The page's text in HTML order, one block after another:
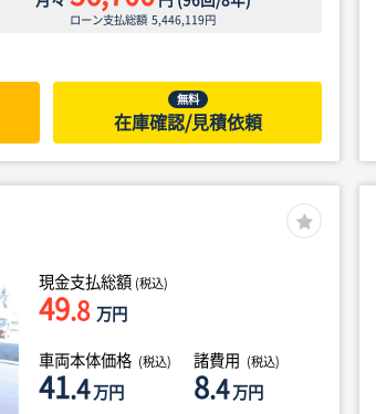
ローン支払総額5,446,119円
無料
在庫確認/見積依頼
現金支払総額 (税込)
49.8 万円
車両本体価格 (税込)
41.4万円
諸費用 (税込)
8.4万円